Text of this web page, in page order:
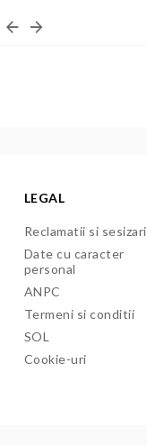
LEGAL
Reclamatii si sesizari
Date cu caracter
personal
ANPC
Termeni si conditii
SOL
Cookie-uri